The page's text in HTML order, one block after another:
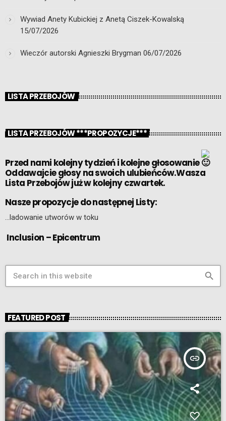
Wywiad Anety Kubickiej z Anetą Ciszek-Kowalską
15/07/2026
Wieczór autorski Agnieszki Brygman 06/07/2026
LISTA PRZEBOJÓW
LISTA PRZEBOJÓW ***PROPOZYCJE***
Przed nami kolejny tydzień i kolejne głosowanie
Oddawajcie głosy na swoich ulubieńców.Wasza
Lista Przebojów już w kolejny czwartek.
Nasze propozycje do następnej Listy:
…ladowanie utworów w toku
Inclusion – Epicentrum
search
FEATURED POST
insert_link